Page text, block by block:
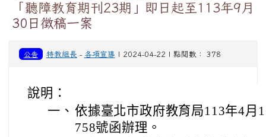
「聽障教育期刊23期」即日起至113年9月
30日徵稿一案
公告 特教組長 - 各項宣導 | 2024-04-22 | 點閱數： 378
說明：
一、 依據臺北市政府教育局113年4月
758號函辦理。